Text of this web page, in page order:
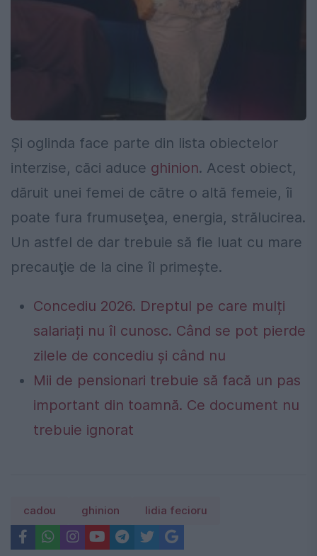
Şi oglinda face parte din lista obiectelor
interzise, căci aduce ghinion. Acest obiect,
dăruit unei femei de către o altă femeie, îi
poate fura frumuseţea, energia, strălucirea.
Un astfel de dar trebuie să fie luat cu mare
precauţie de la cine îl primeşte.
Concediu 2026. Dreptul pe care mulți
salariați nu îl cunosc. Când se pot pierde
zilele de concediu și când nu
Mii de pensionari trebuie să facă un pas
important din toamnă. Ce document nu
trebuie ignorat
cadou ghinion lidia fecioru